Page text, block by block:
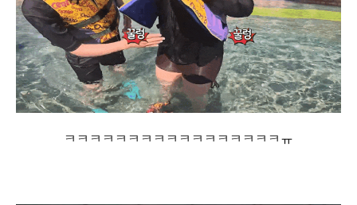
ㅋㅋㅋㅋㅋㅋㅋㅋㅋㅋㅋㅋㅋㅋㅋㅋㅋㅠ